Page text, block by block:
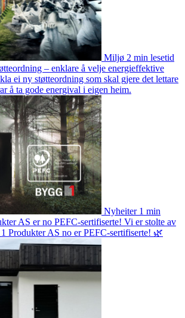
Miljø 2 min lesetid
– enklare å velje energieffektive
ei ny støtteordning som skal gjere det lettare
å ta gode energival i eigen heim.
Nyheiter 1 min
AS er no PEFC-sertifiserte! Vi er stolte av
Produkter AS no er PEFC-sertifiserte! 🌿